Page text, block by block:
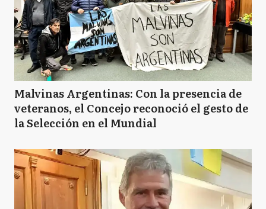
Malvinas Argentinas: Con la presencia de
veteranos, el Concejo reconoció el gesto de
la Selección en el Mundial